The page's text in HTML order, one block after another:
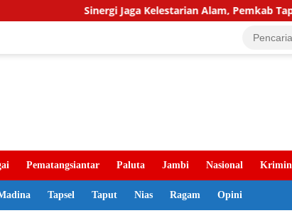
Jaga Kelestarian Alam, Pemkab Tapanuli Utara
Pematangsiantar Paluta Jambi Nasional
Tapsel Taput Nias Ragam Opini